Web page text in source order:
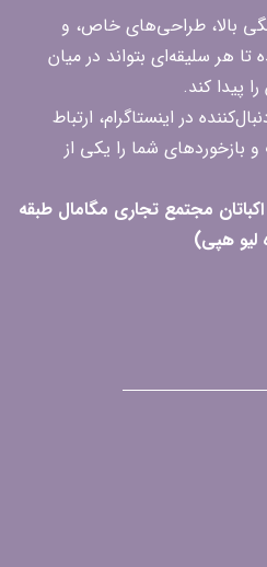
بالا، طراحی‌های خاص، و
هر سلیقه‌ای بتواند در میان
پیدا کند.
از ۸۵۰ هزار دنبال‌کننده در اینستاگرام، ارتباط
بازخوردهای شما را یکی از
مجتمع تجاری مگامال طبقه